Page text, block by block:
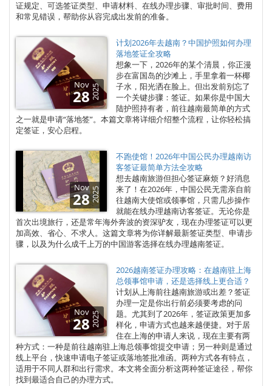
证规定、可选签证类型、申请材料、在线办理步骤、审批时间、费用
和常见错误，帮助你从容完成出发前的准备。
Nov
28 2025
计划2026年去越南？中国护照如何办理
落地签证全攻略
想象一下，2026年的某个清晨，你正漫
步在富国岛的沙滩上，手里拿着一杯椰
子水，阳光洒在脸上。但出发前别忘了
一个关键步骤：签证。如果你是中国大
陆护照持有者，前往越南最简单的方式
之一就是申请“落地签”。本篇文章将详细介绍整个流程，让你轻松搞
定签证，安心启程。
Nov
282025
不跑使馆！2026年中国公民办理越南访
客签证最简单方法全攻略
想去越南旅游但担心签证麻烦？好消息
来了！在2026年，中国公民无需亲自前
往越南大使馆或领事馆，只需几步操作
就能在线办理越南访客签证。无论你是
首次出境旅行，还是常年海外奔波的资深驴友，现在办理签证可以更
加高效、省心、不求人。这篇文章将为你详解最新签证类型、申请步
骤，以及为什么成千上万的中国游客选择在线办理越南签证。
Nov
28 2025
2026越南签证办理攻略：在越南驻上海
总领事馆申请，还是选择线上更合适？
计划从上海前往越南旅游或出差？签证
办理一定是你出行前必须要考虑的问
题。尤其到了2026年，签证政策更加多
样化，申请方式也越来越便捷。对于居
住在上海的申请人来说，现在主要有两
种方式：一种是前往越南驻上海总领事馆提交申请；另一种则是通过
线上平台，快速申请电子签证或落地签批准函。两种方式各有特点，
适用于不同人群和出行需求。本文将全面分析这两种签证途径，帮你
找到最适合自己的办理方式。